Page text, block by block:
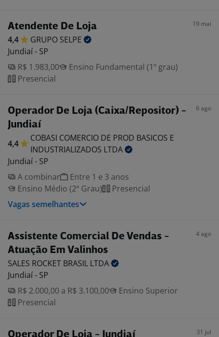
Atendente De Loja 19 mai
4,4 GRUPO SELPE
Jundiaí - SP
R$ 1.983,00
Ensino Fundamental (1º grau)
Presencial
Operador De Loja (Caixa/Repositor) -
Jundiaí
6 ago
4,4
COBASI COMERCIO DE PROD BASICOS E
INDUSTRIALIZADOS LTDA
Jundiaí - SP
A combinar
Entre 1 e 3 anos
Ensino Médio (2º Grau)
Presencial
Vagas semelhantes
Assistente Comercial De Vendas -
Atuação Em Valinhos
4 ago
SALES ROCKET BRASIL LTDA
Jundiaí - SP
R$ 2.000,00 a R$ 3.100,00
Ensino Superior
Presencial
Operador De Loja - Jundiaí 31 jul